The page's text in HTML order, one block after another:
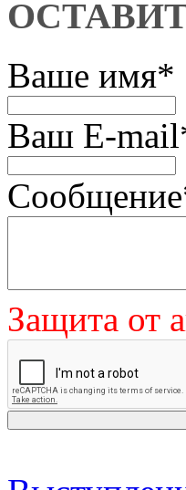
Ваше имя*
Ваш E-mail
Сообщение
Защита от